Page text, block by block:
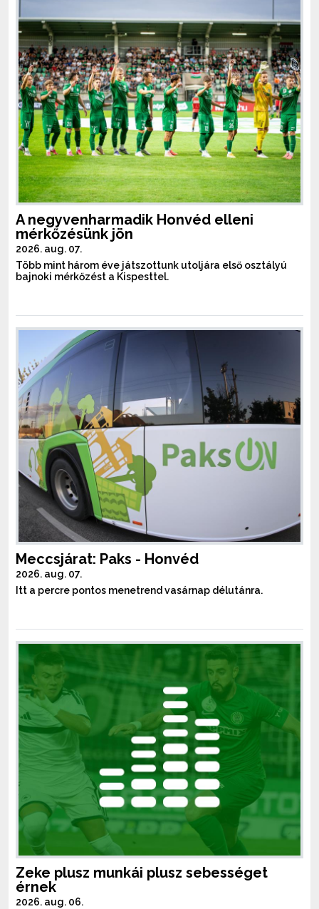
A negyvenharmadik Honvéd elleni
mérkőzésünk jön
2026. aug. 07.
Több mint három éve játszottunk utoljára első osztályú
bajnoki mérkőzést a Kispesttel.
Meccsjárat: Paks - Honvéd
2026. aug. 07.
Itt a percre pontos menetrend vasárnap délutánra.
Zeke plusz munkái plusz sebességet
érnek
2026. aug. 06.